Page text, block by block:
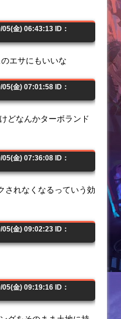
金) 06:43:13 ID：
エサにもいいな
金) 07:01:58 ID：
どなんかターボランド
金) 07:36:08 ID：
されなくなるっていう効
金) 09:02:23 ID：
金) 09:19:16 ID：